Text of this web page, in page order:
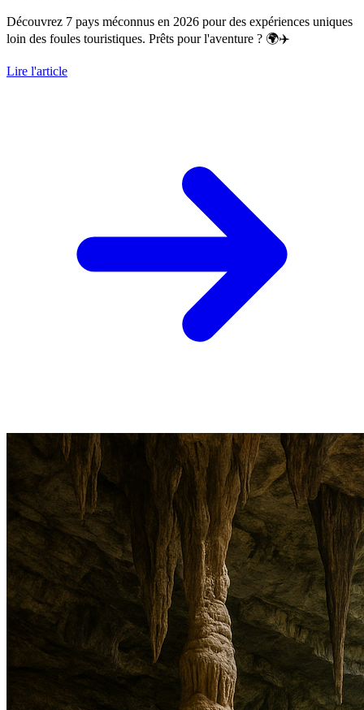
Découvrez 7 pays méconnus en 2026 pour des expériences uniques
loin des foules touristiques. Prêts pour l'aventure ? 🌍✈️
Lire l'article